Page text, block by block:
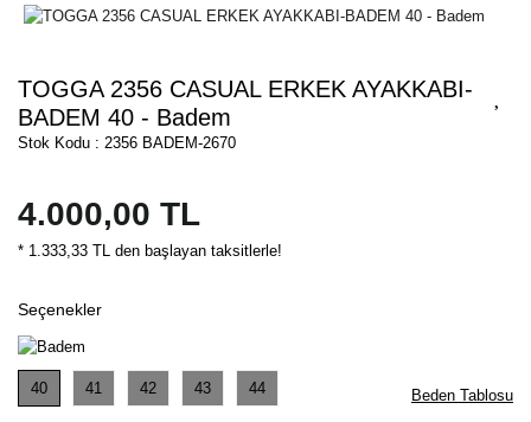
TOGGA 2356 CASUAL ERKEK AYAKKABI-
BADEM 40 - Badem
Stok Kodu : 2356 BADEM-2670
4.000,00 TL
* 1.333,33 TL den başlayan taksitlerle!
Seçenekler
40 41 42 43 44 Beden Tablosu